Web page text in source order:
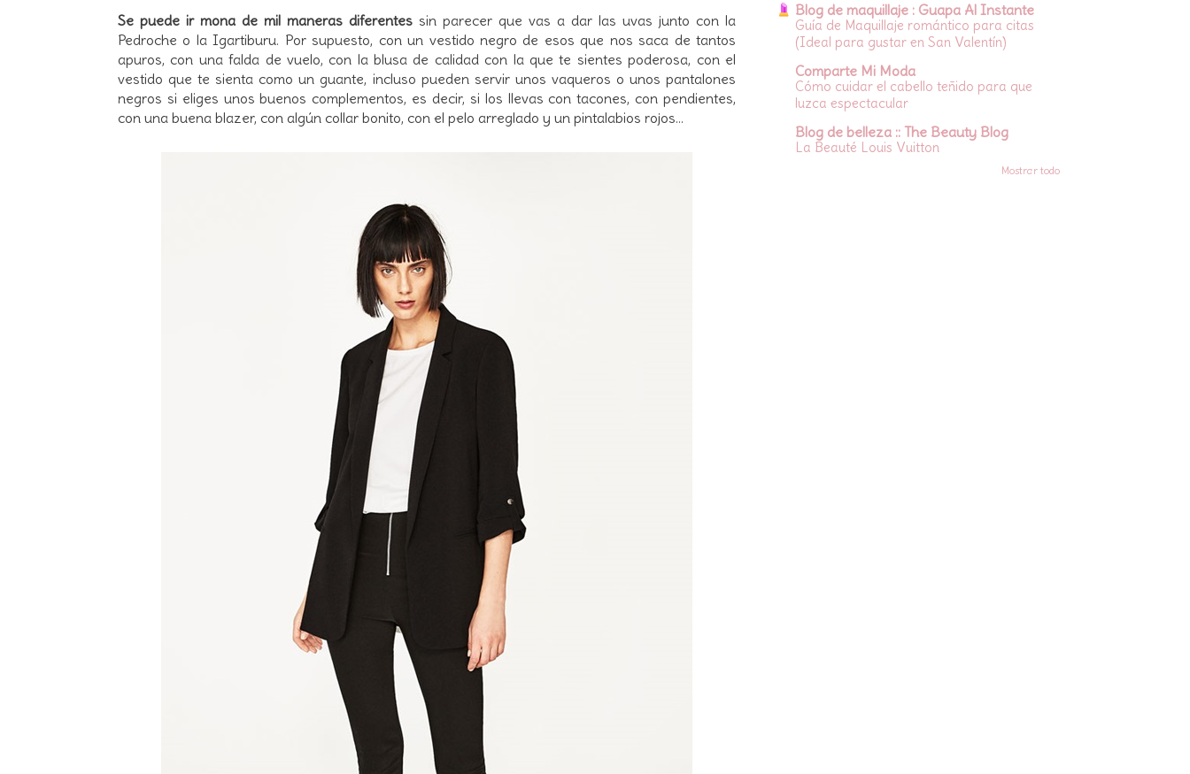
Se puede ir mona de mil maneras diferentes sin parecer que vas a dar las uvas junto con la
Pedroche o la Igartiburu. Por supuesto, con un vestido negro de esos que nos saca de tantos
apuros, con una falda de vuelo, con la blusa de calidad con la que te sientes poderosa, con el
vestido que te sienta como un guante, incluso pueden servir unos vaqueros o unos pantalones
negros si eliges unos buenos complementos, es decir, si los llevas con tacones, con pendientes,
con una buena blazer, con algún collar bonito, con el pelo arreglado y un pintalabios rojos...
Blog de maquillaje : Guapa Al Instante
Guía de Maquillaje romántico para citas
(Ideal para gustar en San Valentín)
Comparte Mi Moda
Cómo cuidar el cabello teñido para que
luzca espectacular
Blog de belleza :: The Beauty Blog
La Beauté Louis Vuitton
Mostrar todo